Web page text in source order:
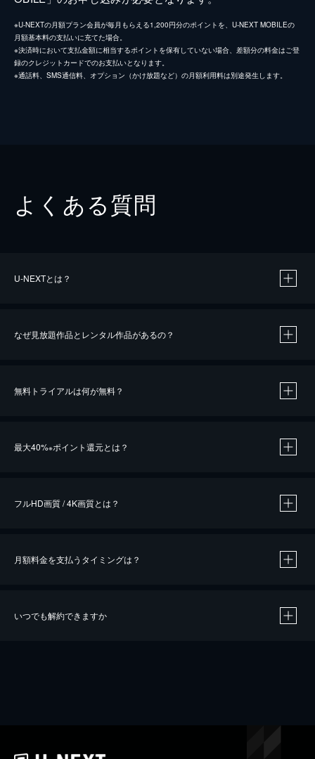
※U-NEXTの月額プラン会員が毎月もらえる1,200円分のポイントを、U-NEXT MOBILEの
月額基本料の支払いに充てた場合。
※決済時において支払金額に相当するポイントを保有していない場合、差額分の料金はご登
録のクレジットカードでのお支払いとなります。
※通話料、SMS通信料、オプション（かけ放題など）の月額利用料は別途発生します。
よくある質問
U-NEXTとは？
なぜ見放題作品とレンタル作品があるの？
無料トライアルは何が無料？
最大40%※ポイント還元とは？
※40％ポイント還元の対象は、クレジットカード決済による作品の購入 / レンタルです。
iOSアプリのUコイン決済による作品の購入 / レンタルは、20％のポイント還元です。
フルHD画質 / 4K画質とは？
月額料金を支払うタイミングは？
いつでも解約できますか